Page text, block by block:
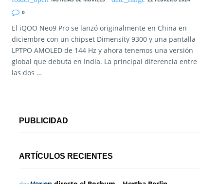
0
El iQOO Neo9 Pro se lanzó originalmente en China en
diciembre con un chipset Dimensity 9300 y una pantalla
LPTPO AMOLED de 144 Hz y ahora tenemos una versión
global que debuta en India. La principal diferencia entre
las dos …
PUBLICIDAD
ARTÍCULOS RECIENTES